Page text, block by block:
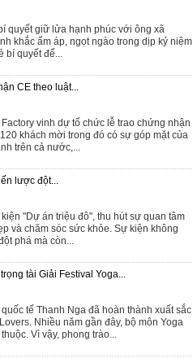
quyết giữ lửa hạnh phúc với ông xã
khắc ấm áp, ngọt ngào trong dịp kỷ niệm
bí quyết để...
CE theo luật...
vinh dự tổ chức lễ trao chứng nhận
khách mời trong đó có sự góp mặt của
trên cả nước,...
lược đột...
"Dự án triệu đô", thu hút sự quan tâm
và chăm sóc sức khỏe. Sự kiện không
phá mà còn...
tài Giải Festival Yoga...
tế Thanh Nga đã hoàn thành xuất sắc
Nhiều năm gần đây, bộ môn Yoga
Vì vậy, phong trào...